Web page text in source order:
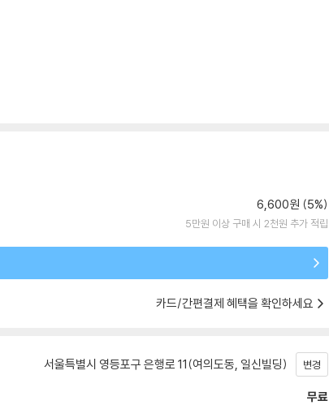
6,600원 (5%)
5만원 이상 구매 시 2천원 추가 적립
카드/간편결제 혜택을 확인하세요
서울특별시 영등포구 은행로 11(여의도동, 일신빌딩) 변경
무료